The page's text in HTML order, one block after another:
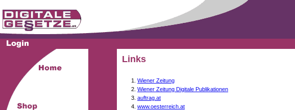
Links
Wiener Zeitung
Wiener Zeitung Digitale Publikationen
auftrag.at
www.oesterreich.at